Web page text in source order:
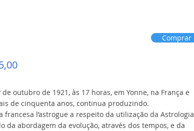
Comprar
outubro de 1921, às 17 horas, em Yonne, na França e
de cinquenta anos, continua produzindo.
l’astrogue a respeito da utilização da Astrologia
abordagem da evolução, através dos tempos, e da